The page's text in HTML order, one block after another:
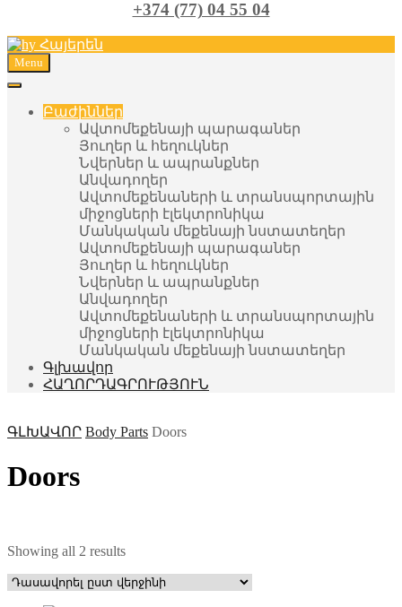
+374 (77) 04 55 04
Հայերեն
Menu
Բաժիններ
Ավտոմեքենայի պարագաներ
Յուղեր և հեղուկներ
Նվերներ և ապրանքներ
Անվադողեր
Ավտոմեքենաների և տրանսպորտային
միջոցների էլեկտրոնիկա
Մանկական մեքենայի նստատեղեր
Ավտոմեքենայի պարագաներ
Յուղեր և հեղուկներ
Նվերներ և ապրանքներ
Անվադողեր
Ավտոմեքենաների և տրանսպորտային
միջոցների էլեկտրոնիկա
Մանկական մեքենայի նստատեղեր
Գլխավոր
ՀԱՂՈՐԴԱԳՐՈՒԹՅՈՒՆ
ԳԼԽԱՎՈՐ Body Parts Doors
Doors
Showing all 2 resultsSorted
latest